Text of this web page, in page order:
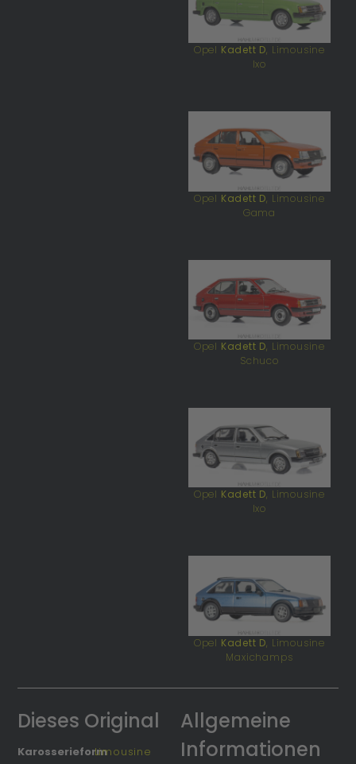
Opel Kadett D, Limousine
Ixo
Opel Kadett D, Limousine
Gama
Opel Kadett D, Limousine
Schuco
Opel Kadett D, Limousine
Ixo
Opel Kadett D, Limousine
Maxichamps
Dieses Original
KarosserieformLimousine
Allgemeine
Informationen